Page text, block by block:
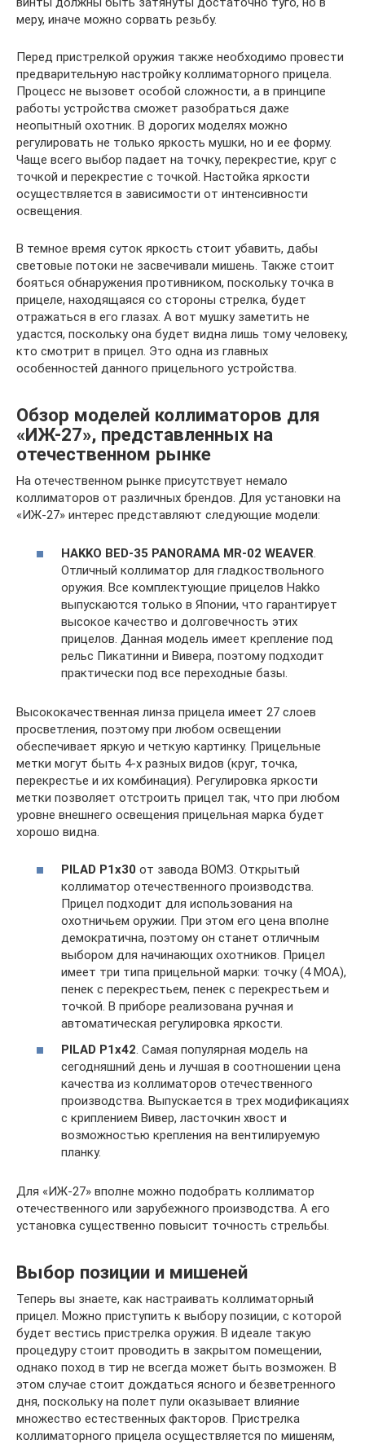
меру, иначе можно сорвать резьбу.
Перед пристрелкой оружия также необходимо провести
предварительную настройку коллиматорного прицела.
Процесс не вызовет особой сложности, а в принципе
работы устройства сможет разобраться даже
неопытный охотник. В дорогих моделях можно
регулировать не только яркость мушки, но и ее форму.
Чаще всего выбор падает на точку, перекрестие, круг с
точкой и перекрестие с точкой. Настойка яркости
осуществляется в зависимости от интенсивности
освещения.
В темное время суток яркость стоит убавить, дабы
световые потоки не засвечивали мишень. Также стоит
бояться обнаружения противником, поскольку точка в
прицеле, находящаяся со стороны стрелка, будет
отражаться в его глазах. А вот мушку заметить не
удастся, поскольку она будет видна лишь тому человеку,
кто смотрит в прицел. Это одна из главных
особенностей данного прицельного устройства.
Обзор моделей коллиматоров для
«ИЖ-27», представленных на
отечественном рынке
На отечественном рынке присутствует немало
коллиматоров от различных брендов. Для установки на
«ИЖ-27» интерес представляют следующие модели:
HAKKO BED-35 PANORAMA MR-02 WEAVER.
Отличный коллиматор для гладкоствольного
оружия. Все комплектующие прицелов Hakko
выпускаются только в Японии, что гарантирует
высокое качество и долговечность этих
прицелов. Данная модель имеет крепление под
рельс Пикатинни и Вивера, поэтому подходит
практически под все переходные базы.
Высококачественная линза прицела имеет 27 слоев
просветления, поэтому при любом освещении
обеспечивает яркую и четкую картинку. Прицельные
метки могут быть 4-х разных видов (круг, точка,
перекрестье и их комбинация). Регулировка яркости
метки позволяет отстроить прицел так, что при любом
уровне внешнего освещения прицельная марка будет
хорошо видна.
PILAD P1x30 от завода ВОМЗ. Открытый
коллиматор отечественного производства.
Прицел подходит для использования на
охотничьем оружии. При этом его цена вполне
демократична, поэтому он станет отличным
выбором для начинающих охотников. Прицел
имеет три типа прицельной марки: точку (4 МОА),
пенек с перекрестьем, пенек с перекрестьем и
точкой. В приборе реализована ручная и
автоматическая регулировка яркости.
PILAD P1x42. Самая популярная модель на
сегодняшний день и лучшая в соотношении цена
качества из коллиматоров отечественного
производства. Выпускается в трех модификациях
с криплением Вивер, ласточкин хвост и
возможностью крепления на вентилируемую
планку.
Для «ИЖ-27» вполне можно подобрать коллиматор
отечественного или зарубежного производства. А его
установка существенно повысит точность стрельбы.
Выбор позиции и мишеней
Теперь вы знаете, как настраивать коллиматорный
прицел. Можно приступить к выбору позиции, с которой
будет вестись пристрелка оружия. В идеале такую
процедуру стоит проводить в закрытом помещении,
однако поход в тир не всегда может быть возможен. В
этом случае стоит дождаться ясного и безветренного
дня, поскольку на полет пули оказывает влияние
множество естественных факторов. Пристрелка
коллиматорного прицела осуществляется по мишеням,